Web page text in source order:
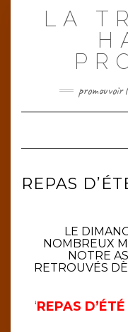
LA
REPAS
LE
NOMBREUX
NOTRE
RETROUVÉS
‘REPAS